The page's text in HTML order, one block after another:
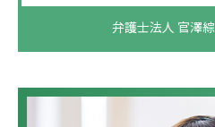
弁護士法人 官澤